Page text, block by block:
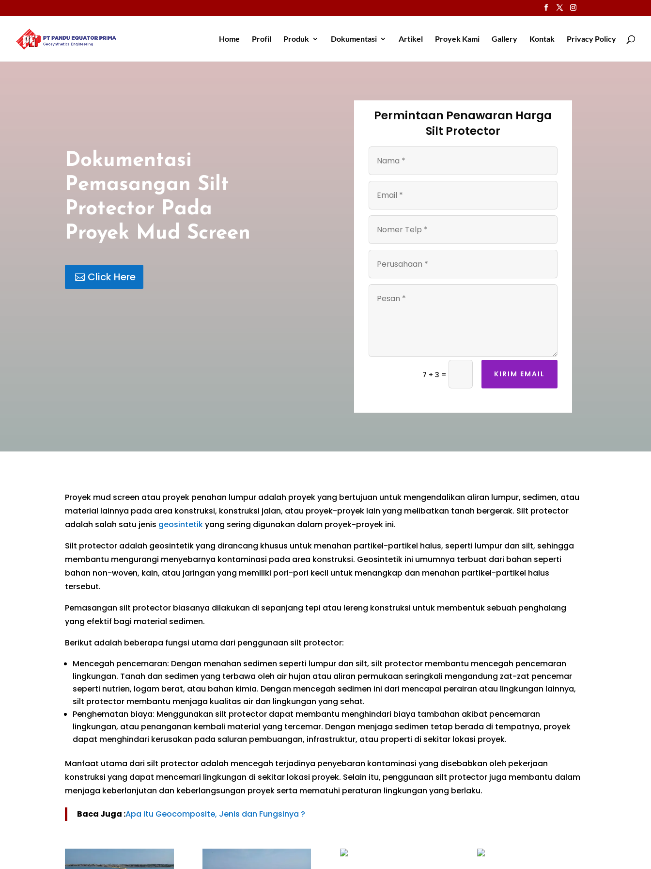
Home Profil Produk Dokumentasi Artikel Proyek Kami Gallery Kontak Privacy Policy
Dokumentasi
Pemasangan Silt
Protector Pada
Proyek Mud Screen
Click Here
Permintaan Penawaran Harga
Silt Protector
7 + 3 = KIRIM EMAIL
Proyek mud screen atau proyek penahan lumpur adalah proyek yang bertujuan untuk mengendalikan aliran lumpur, sedimen, atau
material lainnya pada area konstruksi, konstruksi jalan, atau proyek-proyek lain yang melibatkan tanah bergerak. Silt protector
adalah salah satu jenis geosintetikyang sering digunakan dalam proyek-proyek ini.
Silt protector adalah geosintetik yang dirancang khusus untuk menahan partikel-partikel halus, seperti lumpur dan silt, sehingga
membantu mengurangi menyebarnya kontaminasi pada area konstruksi. Geosintetik ini umumnya terbuat dari bahan seperti
bahan non-woven, kain, atau jaringan yang memiliki pori-pori kecil untuk menangkap dan menahan partikel-partikel halus
tersebut.
Pemasangan silt protector biasanya dilakukan di sepanjang tepi atau lereng konstruksi untuk membentuk sebuah penghalang
yang efektif bagi material sedimen.
Berikut adalah beberapa fungsi utama dari penggunaan silt protector:
Mencegah pencemaran: Dengan menahan sedimen seperti lumpur dan silt, silt protector membantu mencegah pencemaran
lingkungan. Tanah dan sedimen yang terbawa oleh air hujan atau aliran permukaan seringkali mengandung zat-zat pencemar
seperti nutrien, logam berat, atau bahan kimia. Dengan mencegah sedimen ini dari mencapai perairan atau lingkungan lainnya,
silt protector membantu menjaga kualitas air dan lingkungan yang sehat.
Penghematan biaya: Menggunakan silt protector dapat membantu menghindari biaya tambahan akibat pencemaran
lingkungan, atau penanganan kembali material yang tercemar. Dengan menjaga sedimen tetap berada di tempatnya, proyek
dapat menghindari kerusakan pada saluran pembuangan, infrastruktur, atau properti di sekitar lokasi proyek.
Manfaat utama dari silt protector adalah mencegah terjadinya penyebaran kontaminasi yang disebabkan oleh pekerjaan
konstruksi yang dapat mencemari lingkungan di sekitar lokasi proyek. Selain itu, penggunaan silt protector juga membantu dalam
menjaga keberlanjutan dan keberlangsungan proyek serta mematuhi peraturan lingkungan yang berlaku.
Baca Juga :Apa itu Geocomposite, Jenis dan Fungsinya ?